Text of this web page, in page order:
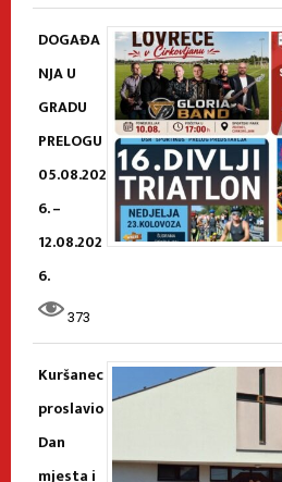
DOGAĐA
NJA U
GRADU
PRELOGU
05.08.202
6. –
12.08.202
6.
373
Kuršanec
proslavio
Dan
mjesta i